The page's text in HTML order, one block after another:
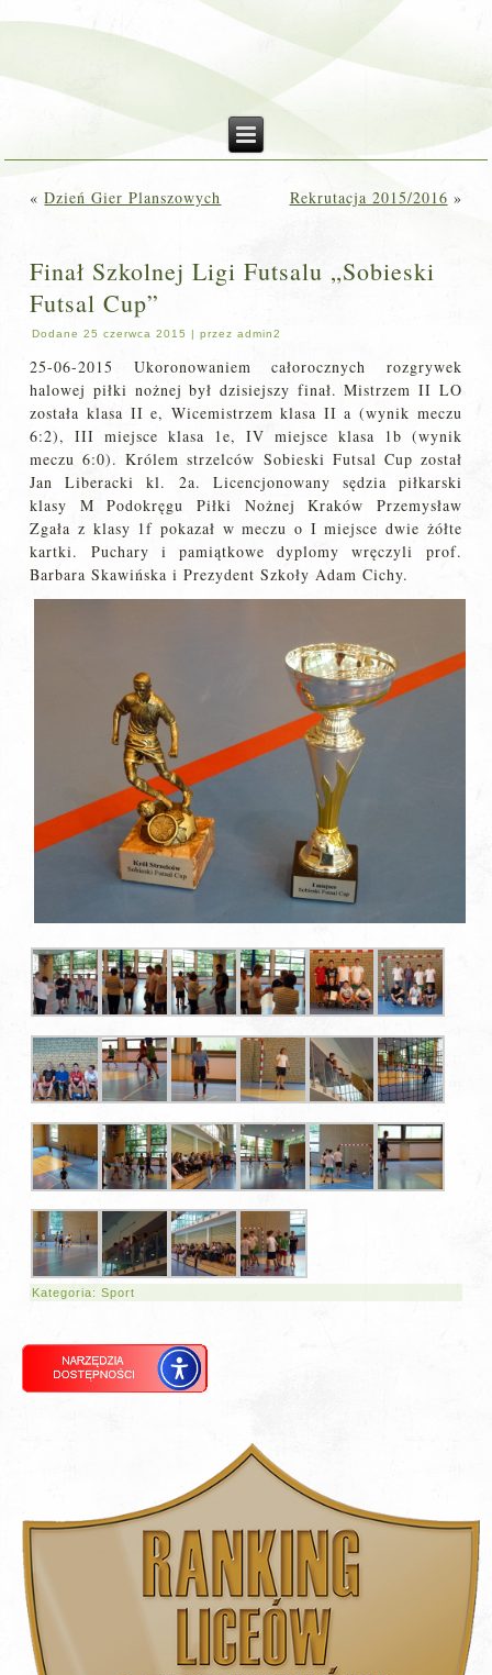
«Dzień Gier Planszowych Rekrutacja 2015/2016 »
Finał Szkolnej Ligi Futsalu „Sobieski
Futsal Cup”
Dodane 25 czerwca 2015 |przez admin2
25-06-2015 Ukoronowaniem całorocznych rozgrywek
halowej piłki nożnej był dzisiejszy finał. Mistrzem II LO
została klasa II e, Wicemistrzem klasa II a (wynik meczu
6:2), III miejsce klasa 1e, IV miejsce klasa 1b (wynik
meczu 6:0). Królem strzelców Sobieski Futsal Cup został
Jan Liberacki kl. 2a. Licencjonowany sędzia piłkarski
klasy M Podokręgu Piłki Nożnej Kraków Przemysław
Zgała z klasy 1f pokazał w meczu o I miejsce dwie żółte
kartki. Puchary i pamiątkowe dyplomy wręczyli prof.
Barbara Skawińska i Prezydent Szkoły Adam Cichy.
Kategoria:Sport